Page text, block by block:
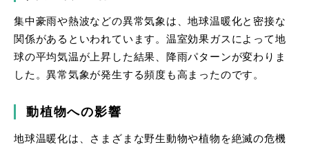
集中豪雨や熱波などの異常気象は、地球温暖化と密接な
関係があるといわれています。温室効果ガスによって地
球の平均気温が上昇した結果、降雨パターンが変わりま
した。異常気象が発生する頻度も高まったのです。
動植物への影響
地球温暖化は、さまざまな野生動物や植物を絶滅の危機